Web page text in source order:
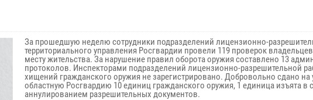
За прошедшую неделю сотрудники подразделений лицензионно-
территориального управления Росгвардии провели 119 проверок
месту жительства. За нарушение правил оборота оружия составлено 13
протоколов. Инспекторами подразделений лицензионно-разрешительной
хищений гражданского оружия не зарегистрировано. Добровольно сдано на
областную Росгвардию 10 единиц гражданского оружия, 1 единица изъята в
аннулированием разрешительных документов.